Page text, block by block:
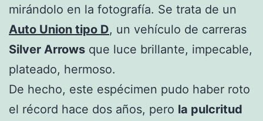
mirándolo en la fotografía. Se trata de un
Auto Union tipo D, un vehículo de carreras
Silver Arrows que luce brillante, impecable,
plateado, hermoso.
De hecho, este espécimen pudo haber roto
el récord hace dos años, pero la pulcritud